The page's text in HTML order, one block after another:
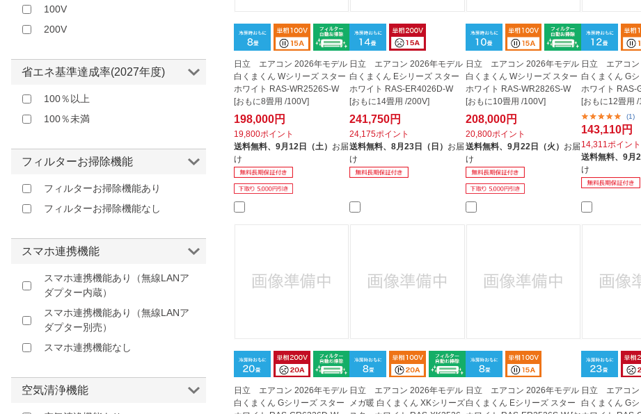
日立 エアコン 2026年モデル
白くまくん Wシリーズ スター
ホワイト RAS-WR2526S-W
[おもに8畳用 /100V]
198,000円
19,800ポイント
送料無料、 9月12日（土） お届
け
日立 エアコン 2026年モデル
白くまくん Eシリーズ スター
ホワイト RAS-ER4026D-W
[おもに14畳用 /200V]
241,750円
24,175ポイント
送料無料、8月23日（日） お届
け
日立 エアコン 2026年モデル
白くまくん Wシリーズ スター
ホワイト RAS-WR2826S-W
[おもに10畳用 /100V]
208,000円
20,800ポイント
送料無料、 9月22日（火） お届
け
日立 エアコン
白くまくん G
ホワイト RAS-
[おもに12畳用 /
(1)
143,110円
14,311ポイント
送料無料、9月
け
日立 エアコン 2026年モデル
白くまくん Gシリーズ スター
日立 エアコン 2026年モデル
メガ暖 白くまくん XKシリーズ
日立 エアコン 2026年モデル
白くまくん Eシリーズ スター
日立 エアコン
白くまくん G
暖房30畳まで
100V
200V
省エネ基準達成率(2027年度)
100％以上
100％未満
フィルターお掃除機能
フィルターお掃除機能あり
フィルターお掃除機能なし
スマホ連携機能
スマホ連携機能あり（無線LANア
ダプター内蔵）
スマホ連携機能あり（無線LANア
ダプター別売）
スマホ連携機能なし
空気清浄機能